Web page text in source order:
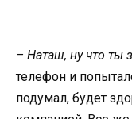
– Наташ, ну что ты
телефон и
подумал, будет